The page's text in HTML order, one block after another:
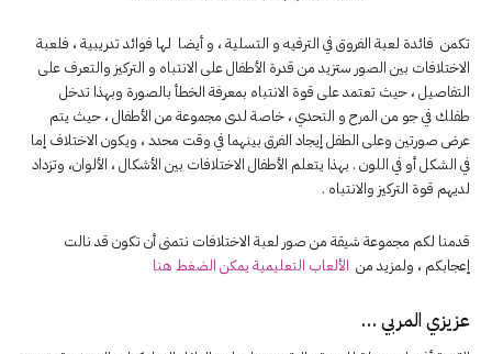
تكمن فائدة لعبة الفروق في الترفيه و التسلية ، و أيضا لها فوائد تدريبية ، فلعبة
الاختلافات بين الصور ستزيد من قدرة الأطفال على الانتباه و التركيز والتعرف على
التفاصيل ، حيث تعتمد على قوة الانتباه بمعرفة الخطأ بالصورة وبهذا تدخل
طفلك في جو من المرح و التحدي ، خاصة لدى مجموعة من الأطفال ، حيث يتم
عرض صورتين وعلى الطفل إيجاد الفرق بينهما في وقت محدد ، ويكون الاختلاف إما
في الشكل أو في اللون . بهذا يتعلم الأطفال الاختلافات بين الأشكال ، الألوان، وتزداد
لديهم قوة التركيز والانتباه .
قدمنا لكم مجموعة شيقة من صور لعبة الاختلافات نتمنى أن تكون قد نالت
إعجابكم ، ولمزيد من الألعاب التعليمية يمكن الضغط هنا
عزيزي المربي …